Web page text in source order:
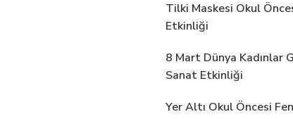
Tilki Maskesi Okul
Etkinliği
8 Mart Dünya Kadınlar
Sanat Etkinliği
Yer Altı Okul Öncesi